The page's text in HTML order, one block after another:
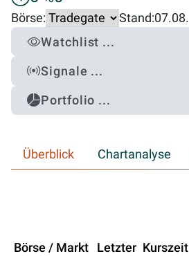
Börse: Stand:07.08.
Watchlist ...
Signale ...
Portfolio ...
Überblick Chartanalyse
Börse / Markt Letzter Kurszeit